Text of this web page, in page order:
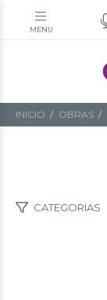
INICIO OBRAS
CATEGORIAS